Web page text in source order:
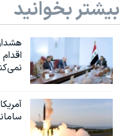
بیشتر بخوانید